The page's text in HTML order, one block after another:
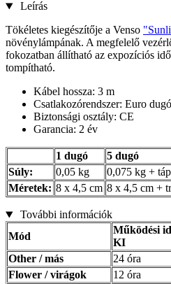
Leírás
Tökéletes kiegészítője a Venso
növénylámpának. A megfelelő
fokozatban állítható az expozíciós
tompítható.
Kábel hossza: 3 m
Csatlakozórendszer: Euro
Biztonsági osztály: CE
Garancia: 2 év
1 dugó
5 dugó
Súly:
0,05 kg
0,075 kg +
Méretek: 8 x 4,5 cm 8 x 4,5 cm +
További információk
Mód
Működési
KI
Other / más
24 óra
Flower / virágok
12 óra